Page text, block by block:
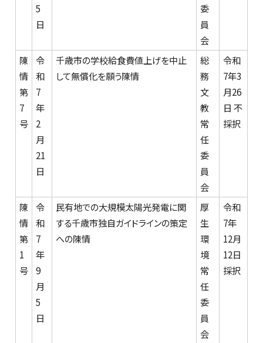
5
日
委
員
会
陳
情
第
7
号
令
和
7
年
2
月
21
日
千歳市の学校給食費値上げを中止
して無償化を願う陳情
総
務
文
教
常
任
委
員
会
令和
7年3
月26
日 不
採択
陳
情
第
1
号
令
和
7
年
9
月
5
日
民有地での大規模太陽光発電に関
する千歳市独自ガイドラインの策定
への陳情
厚
生
環
境
常
任
委
員
会
令和
7年
12月
12日
採択